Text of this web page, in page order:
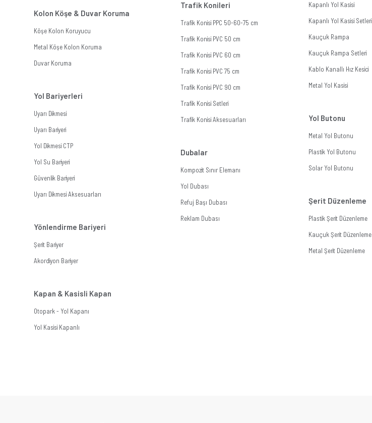
Kolon Köşe & Duvar Koruma
Köşe Kolon Koruyucu
Metal Köşe Kolon Koruma
Duvar Koruma
Yol Bariyerleri
Uyarı Dikmesi
Uyarı Bariyeri
Yol Dikmesi CTP
Yol Su Bariyeri
Güvenlik Bariyeri
Uyarı Dikmesi Aksesuarları
Yönlendirme Bariyeri
Şerit Bariyer
Akordiyon Bariyer
Kapan & Kasisli Kapan
Otopark - Yol Kapanı
Yol Kasisi Kapanlı
Trafik Konileri
Trafik Konisi PPC 50-60-75 cm
Trafik Konisi PVC 50 cm
Trafik Konisi PVC 60 cm
Trafik Konisi PVC 75 cm
Trafik Konisi PVC 90 cm
Trafik Konisi Setleri
Trafik Konisi Aksesuarları
Dubalar
Kompozit Sınır Elemanı
Yol Dubası
Refuj Başı Dubası
Reklam Dubası
Kapanlı Yol Kasisi
Kapanlı Yol Kasisi Setleri
Kauçuk Rampa
Kauçuk Rampa Setleri
Kablo Kanallı Hız Kesici
Metal Yol Kasisi
Yol Butonu
Metal Yol Butonu
Plastik Yol Butonu
Solar Yol Butonu
Şerit Düzenleme
Plastik Şerit Düzenleme
Kauçuk Şerit Düzenleme
Metal Şerit Düzenleme